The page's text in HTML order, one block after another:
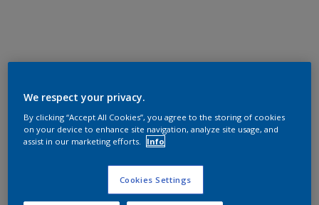
We respect your privacy.
By clicking “Accept All Cookies”, you agree to the storing of cookies
on your device to enhance site navigation, analyze site usage, and
assist in our marketing efforts.
Info
Cookies Settings